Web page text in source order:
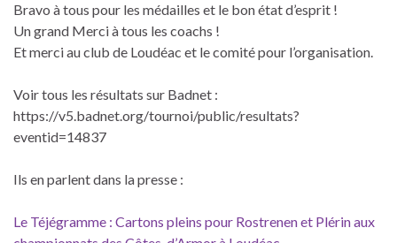
Bravo à tous pour les médailles et le bon état d’esprit !
Un grand Merci à tous les coachs !
Et merci au club de Loudéac et le comité pour l’organisation.
Voir tous les résultats sur Badnet :
https://v5.badnet.org/tournoi/public/resultats?
eventid=14837
Ils en parlent dans la presse :
Le Téjégramme : Cartons pleins pour Rostrenen et Plérin aux